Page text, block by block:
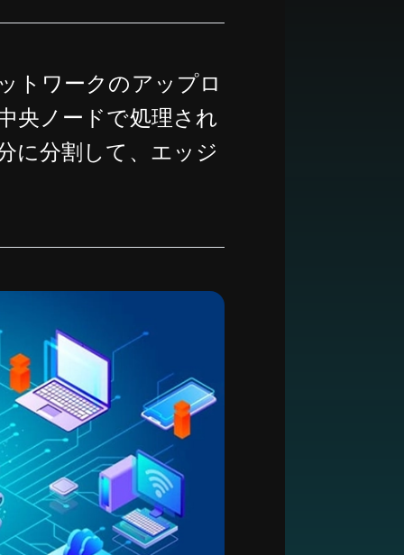
トワークのアップロ
央ノードで処理され
に分割して、エッジ